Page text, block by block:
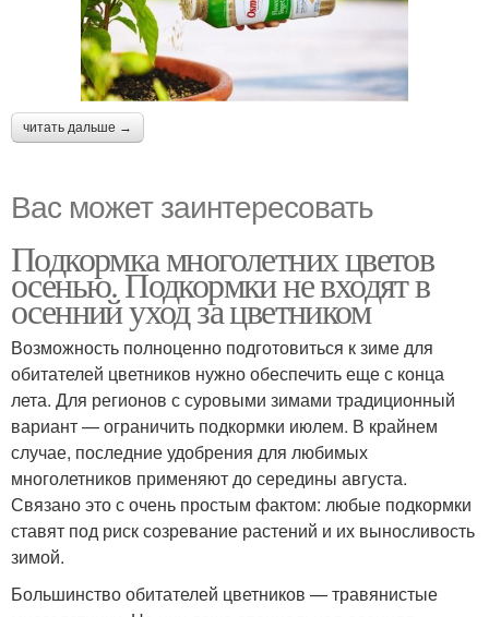
читать дальше →
Вас может заинтересовать
Подкормка многолетних цветов
осенью. Подкормки не входят в
осенний уход за цветником
Возможность полноценно подготовиться к зиме для
обитателей цветников нужно обеспечить еще с конца
лета. Для регионов с суровыми зимами традиционный
вариант — ограничить подкормки июлем. В крайнем
случае, последние удобрения для любимых
многолетников применяют до середины августа.
Связано это с очень простым фактом: любые подкормки
ставят под риск созревание растений и их выносливость
зимой.
Большинство обитателей цветников — травянистые